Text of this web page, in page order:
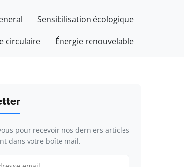
Sensibilisation écologique
circulaire Énergie renouvelable
pour recevoir nos derniers articles
dans votre boîte mail.